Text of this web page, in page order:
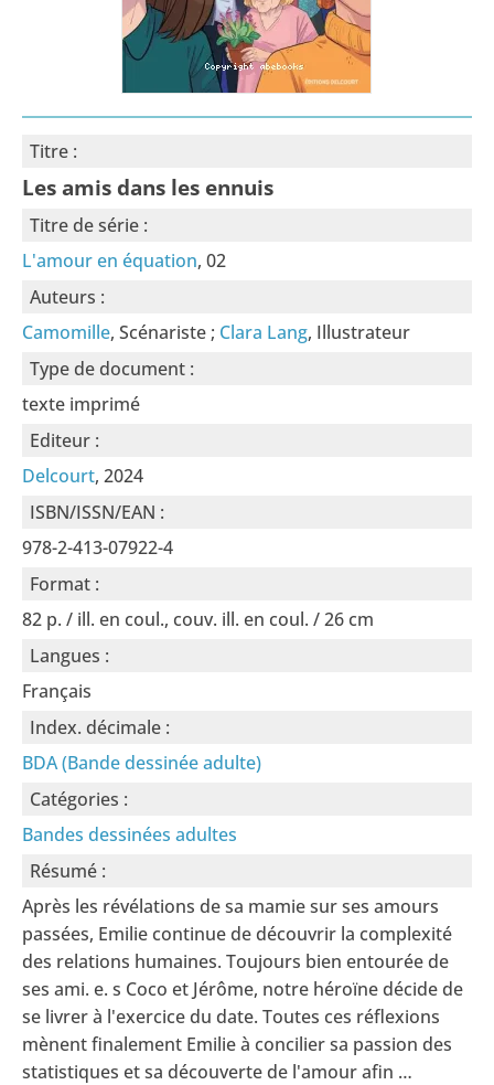
Titre :
Les amis dans les ennuis
Titre de série :
L'amour en équation, 02
Auteurs :
Camomille, Scénariste ; Clara Lang, Illustrateur
Type de document :
texte imprimé
Editeur :
Delcourt, 2024
ISBN/ISSN/EAN :
978-2-413-07922-4
Format :
82 p. / ill. en coul., couv. ill. en coul. / 26 cm
Langues :
Français
Index. décimale :
BDA (Bande dessinée adulte)
Catégories :
Bandes dessinées adultes
Résumé :
Après les révélations de sa mamie sur ses amours
passées, Emilie continue de découvrir la complexité
des relations humaines. Toujours bien entourée de
ses ami. e. s Coco et Jérôme, notre héroïne décide de
se livrer à l'exercice du date. Toutes ces réflexions
mènent finalement Emilie à concilier sa passion des
statistiques et sa découverte de l'amour afin …